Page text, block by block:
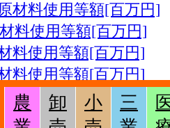
材料使用等額[百万円]
料使用等額[百万円]
料使用等額[百万円]
料使用等額[百万円]
料使用等額[百万円]
･原材料使用等額[百万
農
卸
小
三